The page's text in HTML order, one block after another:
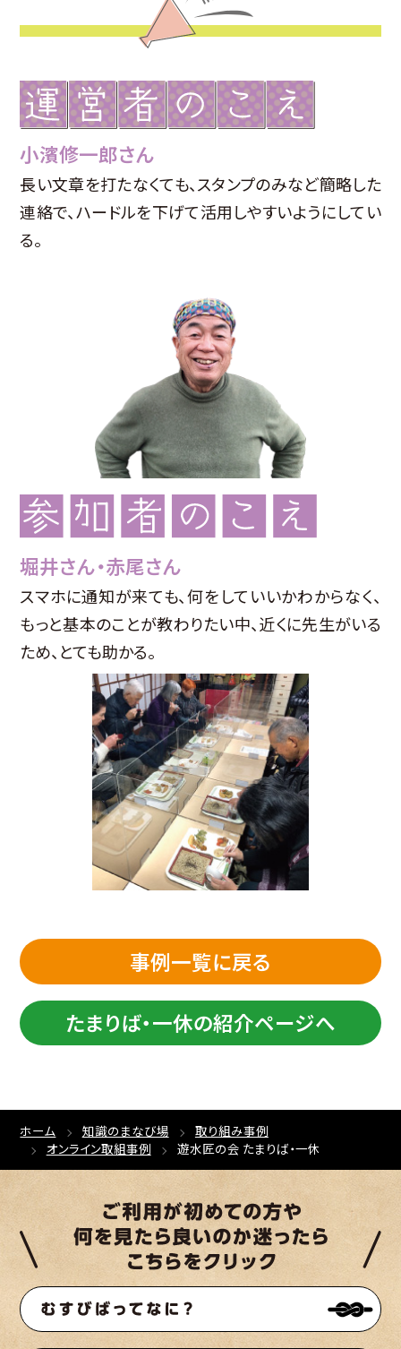
小濱修一郎さん
長い文章を打たなくても、スタンプのみなど簡略した
連絡で、ハードルを下げて活用しやすいようにしてい
る。
堀井さん・赤尾さん
スマホに通知が来ても、何をしていいかわからなく、
もっと基本のことが教わりたい中、近くに先生がいる
ため、とても助かる。
事例一覧に戻る
たまりば・一休の紹介ページへ
ホーム 知識のまなび場
取り組み事例
オンライン取組事例
遊水匠の会 たまりば・一休